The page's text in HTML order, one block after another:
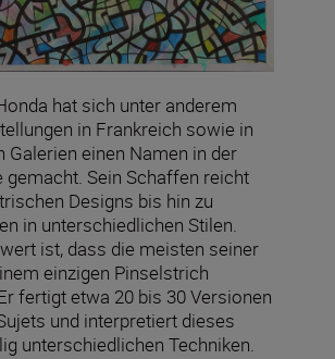
hat sich unter anderem
in Frankreich sowie in
Galerien einen Namen in der
gemacht. Sein Schaffen reicht
Designs bis hin zu
in unterschiedlichen Stilen.
ist, dass die meisten seiner
einzigen Pinselstrich
fertigt etwa 20 bis 30 Versionen
und interpretiert dieses
unterschiedlichen Techniken.